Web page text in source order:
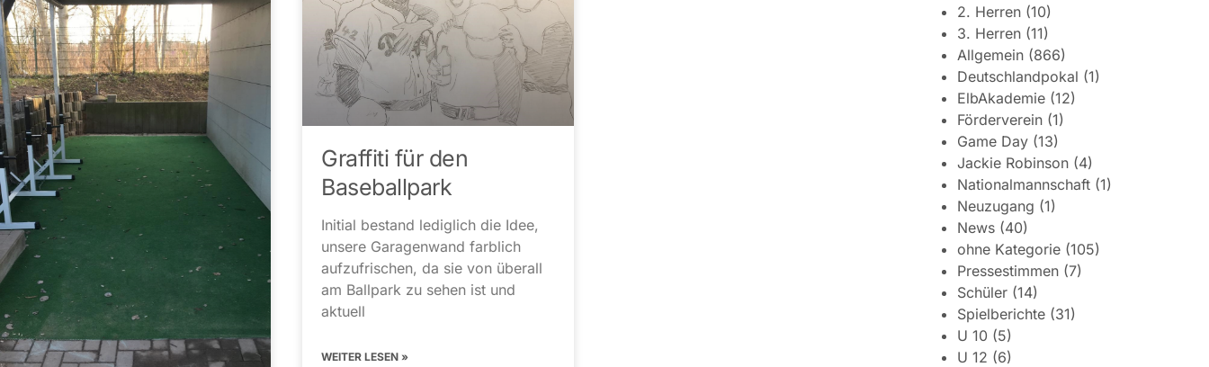
Graffiti für den
Baseballpark
Initial bestand lediglich die Idee,
unsere Garagenwand farblich
aufzufrischen, da sie von überall
am Ballpark zu sehen ist und
aktuell
WEITER LESEN »
2. Herren (10)
3. Herren (11)
Allgemein (866)
Deutschlandpokal (1)
ElbAkademie (12)
Förderverein (1)
Game Day (13)
Jackie Robinson (4)
Nationalmannschaft (1)
Neuzugang (1)
News (40)
ohne Kategorie (105)
Pressestimmen (7)
Schüler (14)
Spielberichte (31)
U 10 (5)
U 12 (6)